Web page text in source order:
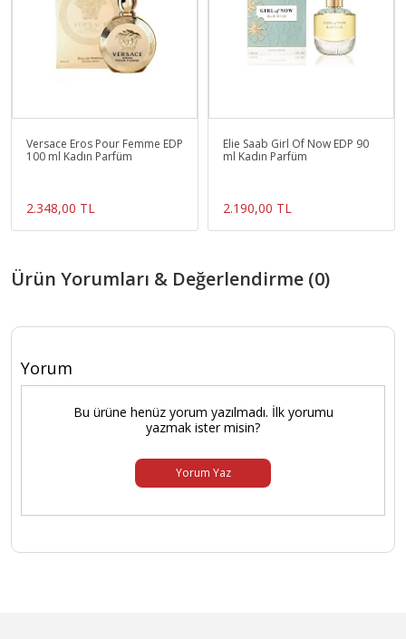
Versace Eros Pour Femme EDP
100 ml Kadın Parfüm
2.348,00 TL
Elie Saab Girl Of Now EDP 90
ml Kadın Parfüm
2.190,00 TL
Ürün Yorumları & Değerlendirme (0)
Yorum
Bu ürüne henüz yorum yazılmadı. İlk yorumu
yazmak ister misin?
Yorum Yaz